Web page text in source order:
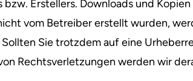
bzw. Erstellers. Downloads und
vom Betreiber erstellt wurden,
Sie trotzdem auf eine
Rechtsverletzungen werden wir